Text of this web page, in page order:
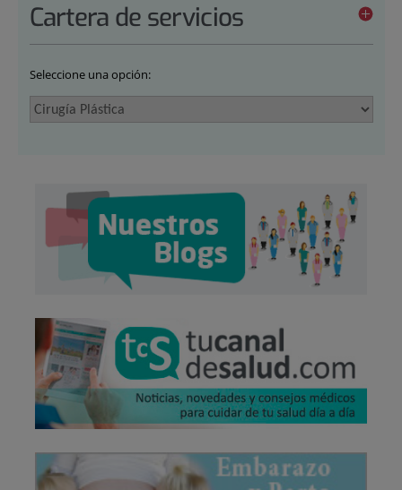
Cartera de servicios
Seleccione una opción: